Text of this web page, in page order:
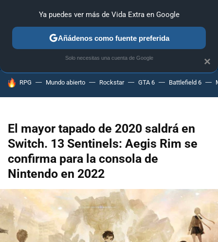
ANÁLISIS GUÍAS Y TRUCOS PC SONY NINTENDO
HOY SE HABLA DE
RPG Mundo abierto Rockstar GTA 6 Battlefield 6
El mayor tapado de 2020 saldrá en
Switch. 13 Sentinels: Aegis Rim se
confirma para la consola de
Nintendo en 2022
×
Ya puedes ver más de Vida Extra en Google
Añádenos como fuente preferida
Solo necesitas una cuenta de Google